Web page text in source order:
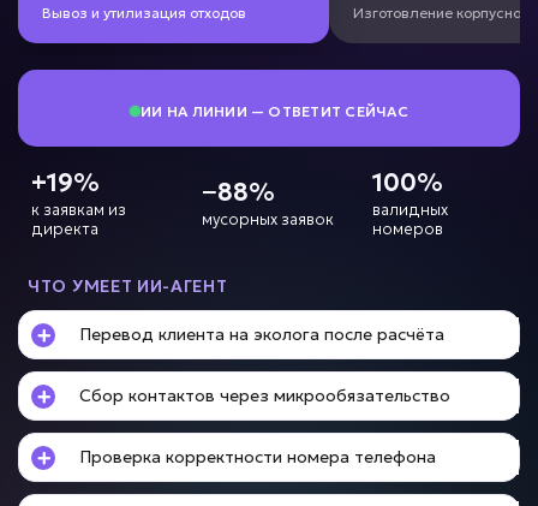
от 49 000 ₽ под ключ
ИИ для контроля
Задача: Анализ звонков и переписок
• Контроль 100% диалогов
• До +20% конверсии
• Анализ за минуты вместо часов
Подробней
Срок реализации от 10 дней
Вывоз и утилизация отходов
Вывоз и утилизация отходов Изготовление корпусной
Изготовление корпусной
ИИ НА ЛИНИИ — ОТВЕТИТ СЕЙЧАС
+19%
к заявкам из
директа
−88%
мусорных заявок
100%
валидных
номеров
ЧТО УМЕЕТ ИИ-АГЕНТ
Перевод клиента на эколога после расчёта
Сбор контактов через микрообязательство
Проверка корректности номера телефона